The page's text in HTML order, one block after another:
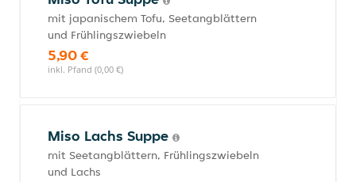
mit japanischem Tofu, Seetangblättern
und Frühlingszwiebeln
5,90 €
inkl. Pfand (0,00 €)
Miso Lachs Suppe
mit Seetangblättern, Frühlingszwiebeln
und Lachs